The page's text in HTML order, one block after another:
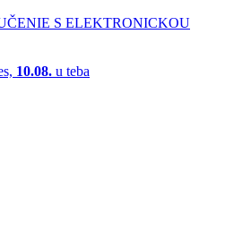
10.08. u teba